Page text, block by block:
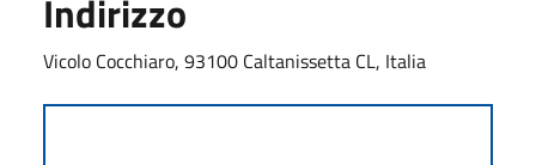
Indirizzo
Vicolo Cocchiaro, 93100 Caltanissetta CL, Italia